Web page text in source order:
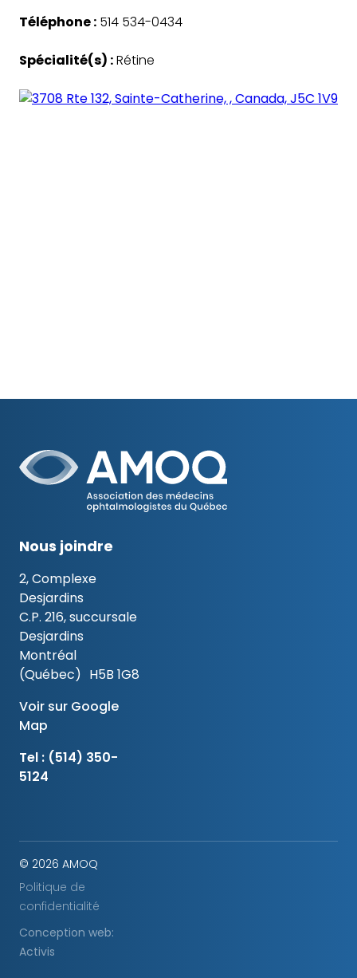
Téléphone : 514 534-0434
Spécialité(s) :Rétine
Nous joindre
2, Complexe
Desjardins
C.P. 216, succursale
Desjardins
Montréal
(Québec) H5B 1G8
Voir sur Google
Map
Tel : (514) 350-
5124
© 2026 AMOQ
Politique de
confidentialité
Conception web:
Activis